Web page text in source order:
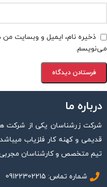
ذخیره نام، ایمیل و وبسایت من
می‌نویسم.
درباره ما
شرکت زرشناسان یکی از شرکت
قدیمی و کهنه کار فلزیاب
تیم متخصص و کارشناسان مجربی
شماره تماس: 09122302215